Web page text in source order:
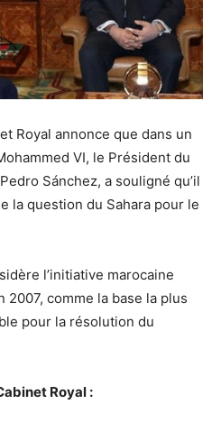
Royal annonce que dans un
VI, le Président du
Sánchez, a souligné qu’il
la question du Sahara pour le
l’initiative marocaine
2007, comme la base la plus
pour la résolution du
Royal :